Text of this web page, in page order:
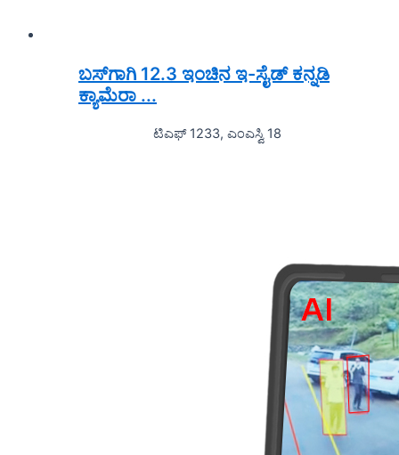
ಬಸ್‌ಗಾಗಿ 12.3 ಇಂಚಿನ ಇ-ಸೈಡ್ ಕನ್ನಡಿ
ಕ್ಯಾಮೆರಾ ...
ಟಿಎಫ್ 1233, ಎಂಎಸ್ವಿ 18